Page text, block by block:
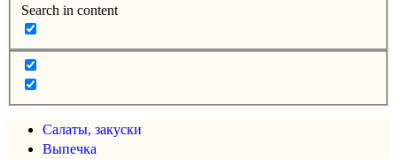
Search in content
Салаты, закуски
Выпечка